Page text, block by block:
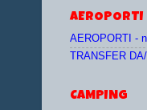
AEROPORTI
AEROPORTI -
TRANSFER
CAMPING